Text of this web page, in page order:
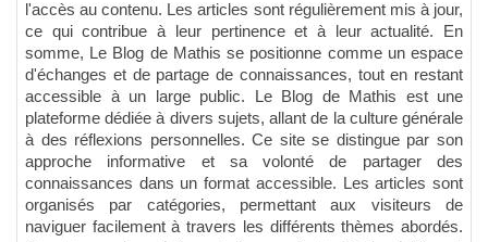
l'accès au contenu. Les articles sont régulièrement mis à jour,
ce qui contribue à leur pertinence et à leur actualité. En
somme, Le Blog de Mathis se positionne comme un espace
d'échanges et de partage de connaissances, tout en restant
accessible à un large public. Le Blog de Mathis est une
plateforme dédiée à divers sujets, allant de la culture générale
à des réflexions personnelles. Ce site se distingue par son
approche informative et sa volonté de partager des
connaissances dans un format accessible. Les articles sont
organisés par catégories, permettant aux visiteurs de
naviguer facilement à travers les différents thèmes abordés.